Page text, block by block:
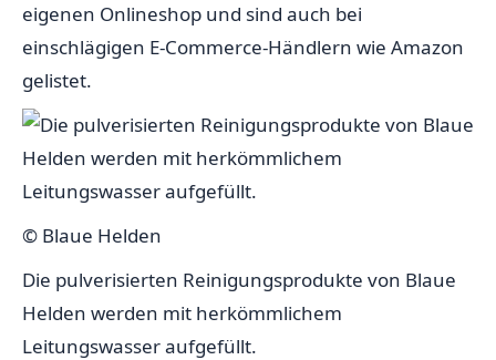
eigenen Onlineshop und sind auch bei
einschlägigen E-Commerce-Händlern wie Amazon
gelistet.
© Blaue Helden
Die pulverisierten Reinigungsprodukte von Blaue
Helden werden mit herkömmlichem
Leitungswasser aufgefüllt.